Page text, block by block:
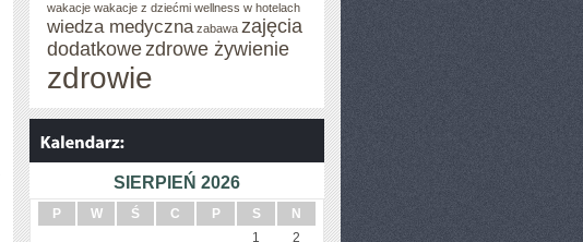
wakacje wakacje z dziećmi wellness w hotelach
wiedza medyczna zabawa zajęcia
dodatkowezdrowe żywienie
zdrowie
SIERPIEŃ 2026
P W Ś C P S
N
1
2